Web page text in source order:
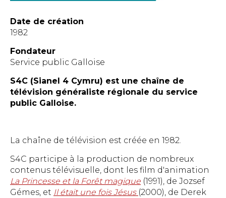
Date de création
1982
Fondateur
Service public Galloise
S4C (Sianel 4 Cymru) est une chaîne de
télévision généraliste régionale du service
public Galloise.
La chaîne de télévision est créée en 1982.
S4C participe à la production de nombreux
contenus télévisuelle, dont les film d'animation
La Princesse et la Forêt magique (1991), de Jozsef
Gémes, et Il était une fois Jésus (2000), de Derek